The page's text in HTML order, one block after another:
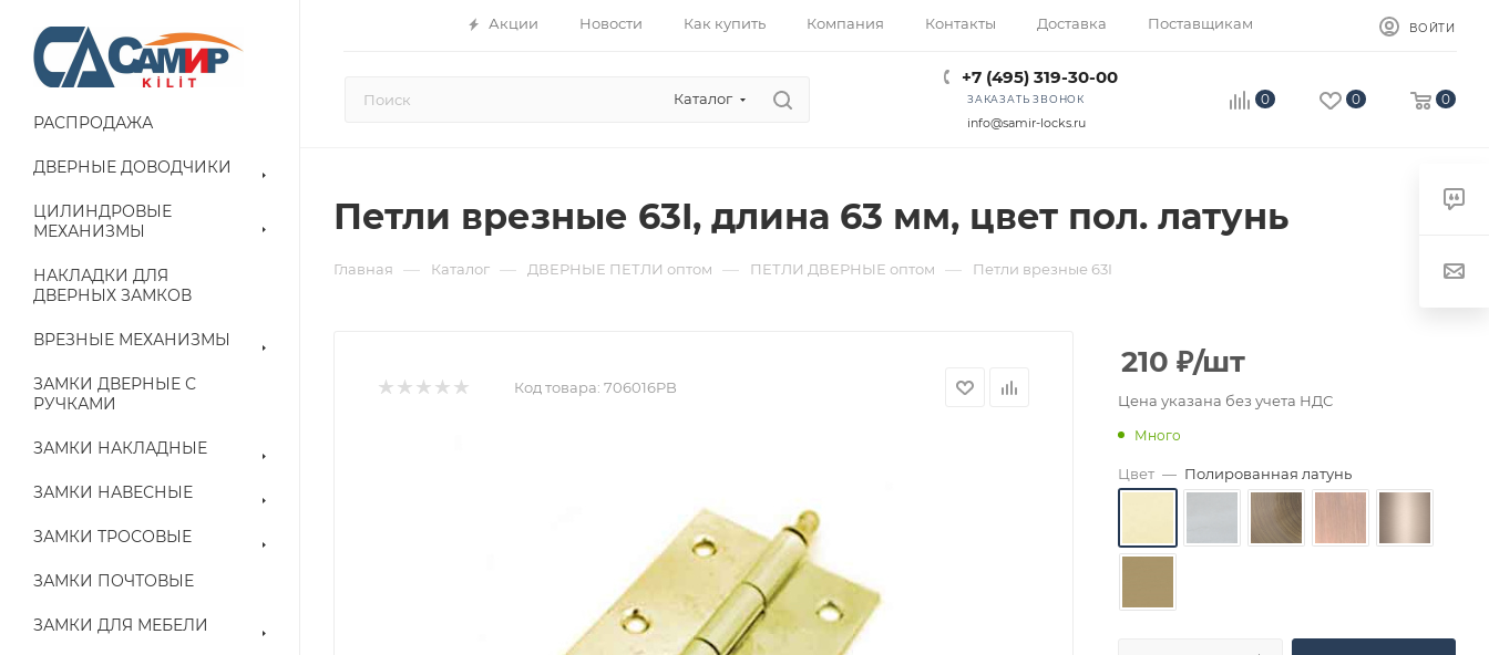
Акции Новости Как купить Компания Контакты Доставка Поставщикам ВОЙТИ
Каталог
+7 (495) 319-30-00
ЗАКАЗАТЬ ЗВОНОК
info@samir-locks.ru
0 0 0
РАСПРОДАЖА
ДВЕРНЫЕ ДОВОДЧИКИ
ЦИЛИНДРОВЫЕ
МЕХАНИЗМЫ
НАКЛАДКИ ДЛЯ
ДВЕРНЫХ ЗАМКОВ
ВРЕЗНЫЕ МЕХАНИЗМЫ
ЗАМКИ ДВЕРНЫЕ С
РУЧКАМИ
ЗАМКИ НАКЛАДНЫЕ
ЗАМКИ НАВЕСНЫЕ
ЗАМКИ ТРОСОВЫЕ
ЗАМКИ ПОЧТОВЫЕ
ЗАМКИ ДЛЯ МЕБЕЛИ
Петли врезные 63I, длина 63 мм, цвет пол. латунь
Главная — Каталог — ДВЕРНЫЕ ПЕТЛИ оптом — ПЕТЛИ ДВЕРНЫЕ оптом — Петли врезные 63I
Код товара: 706016PB
210 ₽/шт
Цена указана без учета НДС
Много
Цвет — Полированная латунь